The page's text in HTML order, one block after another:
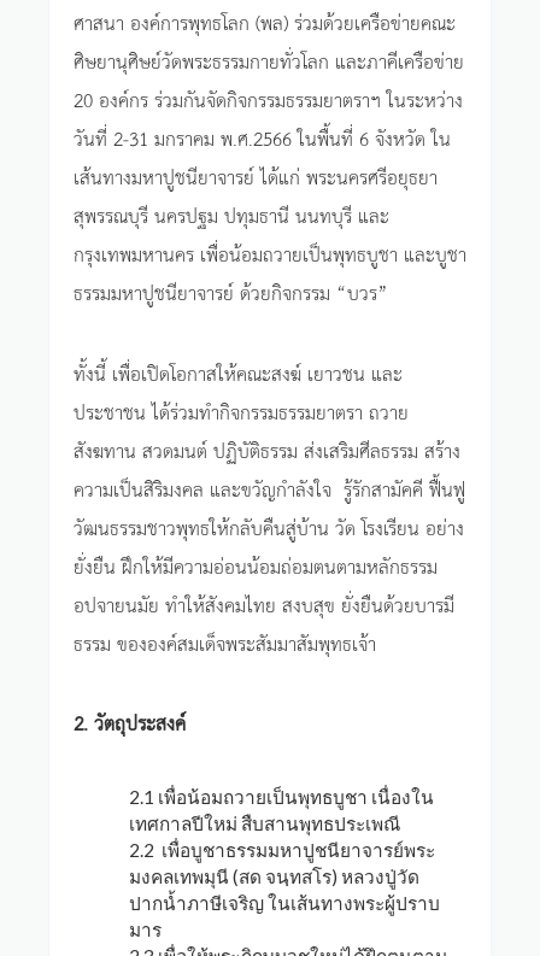
ศาสนา องค์การพุทธโลก (พล) ร่วมด้วยเครือข่ายคณะ
ศิษยานุศิษย์วัดพระธรรมกายทั่วโลก และภาคีเครือข่าย
20 องค์กร ร่วมกันจัดกิจกรรมธรรมยาตราฯ ในระหว่าง
วันที่ 2-31 มกราคม พ.ศ.2566 ในพื้นที่ 6 จังหวัด ใน
เส้นทางมหาปูชนียาจารย์ ได้แก่ พระนครศรีอยุธยา
สุพรรณบุรี นครปฐม ปทุมธานี นนทบุรี และ
กรุงเทพมหานคร เพื่อน้อมถวายเป็นพุทธบูชา และบูชา
ธรรมมหาปูชนียาจารย์ ด้วยกิจกรรม “บวร”
ทั้งนี้ เพื่อเปิดโอกาสให้คณะสงฆ์ เยาวชน และ
ประชาชน ได้ร่วมทำกิจกรรมธรรมยาตรา ถวาย
สังฆทาน สวดมนต์ ปฏิบัติธรรม ส่งเสริมศีลธรรม สร้าง
ความเป็นสิริมงคล และขวัญกำลังใจ รู้รักสามัคคี ฟื้นฟู
วัฒนธรรมชาวพุทธให้กลับคืนสู่บ้าน วัด โรงเรียน อย่าง
ยั่งยืน ฝึกให้มีความอ่อนน้อมถ่อมตนตามหลักธรรม
อปจายนมัย ทำให้สังคมไทย สงบสุข ยั่งยืนด้วยบารมี
ธรรม ขององค์สมเด็จพระสัมมาสัมพุทธเจ้า
2. วัตถุประสงค์
2.1 เพื่อน้อมถวายเป็นพุทธบูชา เนื่องใน
เทศกาลปีใหม่ สืบสานพุทธประเพณี
2.2 เพื่อบูชาธรรมมหาปูชนียาจารย์พระ
มงคลเทพมุนี (สด จนฺทสโร) หลวงปู่วัด
ปากน้ำภาษีเจริญ ในเส้นทางพระผู้ปราบ
มาร